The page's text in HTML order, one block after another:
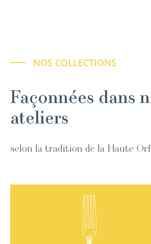
NOS COLLECTIONS
Façonnées dans
ateliers
selon la tradition de la Haute